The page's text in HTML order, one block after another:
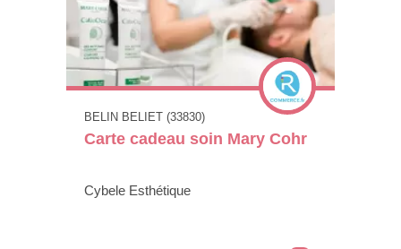
BELIN BELIET (33830)
Carte cadeau soin Mary Cohr
Cybele Esthétique